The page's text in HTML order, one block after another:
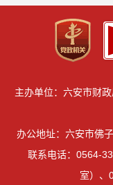
主办单位：六安市财
办公地址：六安市佛
联系电话：0564-
室）、